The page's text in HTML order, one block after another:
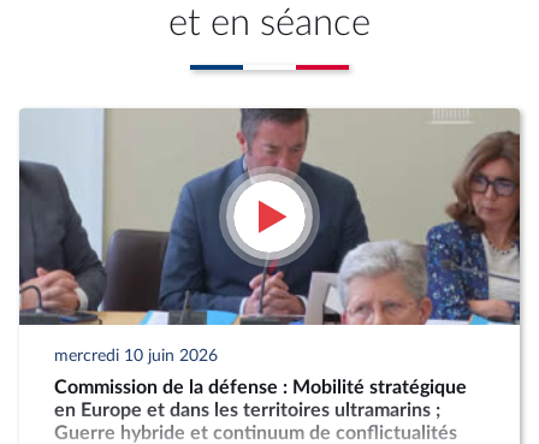
et en séance
mercredi 10 juin 2026
Commission de la défense : Mobilité stratégique
en Europe et dans les territoires ultramarins ;
Guerre hybride et continuum de conflictualités